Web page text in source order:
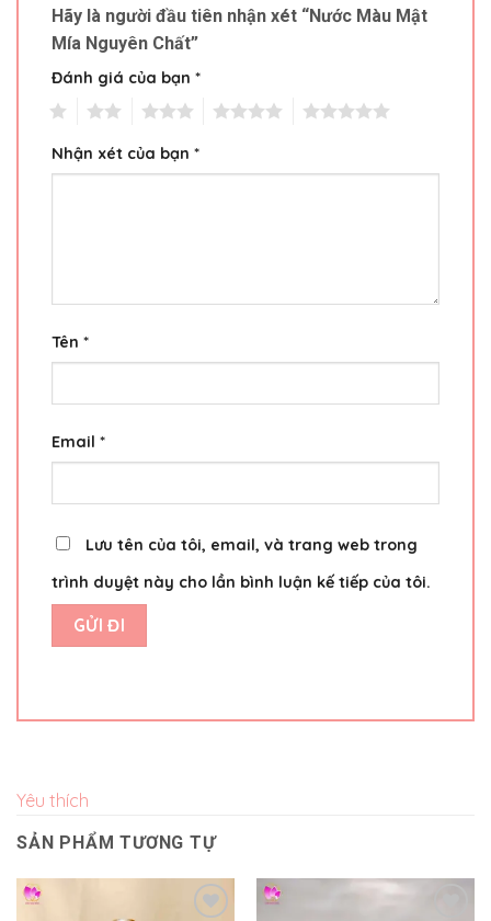
Hãy là người đầu tiên nhận xét “Nước Màu Mật
Mía Nguyên Chất”
Đánh giá của bạn *
Nhận xét của bạn *
Tên *
Email *
Lưu tên của tôi, email, và trang web trong
trình duyệt này cho lần bình luận kế tiếp của tôi.
Yêu thích
SẢN PHẨM TƯƠNG TỰ